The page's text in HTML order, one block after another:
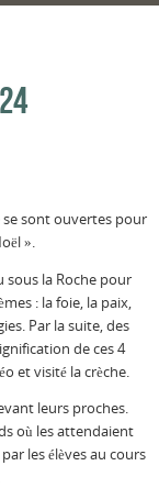
se sont ouvertes pour
».
sous la Roche pour
: la foie, la paix,
Par la suite, des
de ces 4
et visité la crèche.
leurs proches.
où les attendaient
les élèves au cours